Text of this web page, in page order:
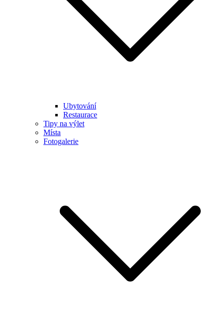
Ubytování
Restaurace
Tipy na výlet
Místa
Fotogalerie